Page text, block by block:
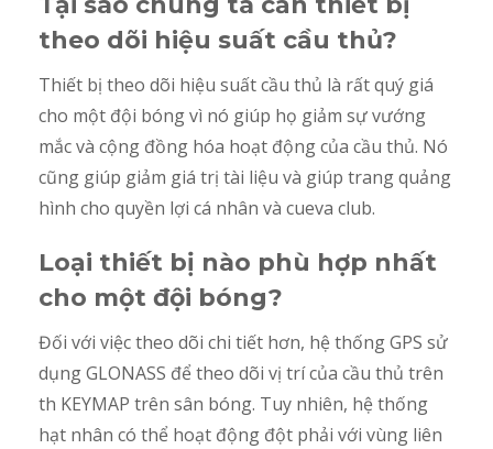
theo dõi hiệu suất cầu thủ?
Thiết bị theo dõi hiệu suất cầu thủ là rất quý giá
cho một đội bóng vì nó giúp họ giảm sự vướng
mắc và cộng đồng hóa hoạt động của cầu thủ. Nó
cũng giúp giảm giá trị tài liệu và giúp trang quảng
hình cho quyền lợi cá nhân và cueva club.
Loại thiết bị nào phù hợp nhất
cho một đội bóng?
Đối với việc theo dõi chi tiết hơn, hệ thống GPS sử
dụng GLONASS để theo dõi vị trí của cầu thủ trên
th KEYMAP trên sân bóng. Tuy nhiên, hệ thống
hạt nhân có thể hoạt động đột phải với vùng liên